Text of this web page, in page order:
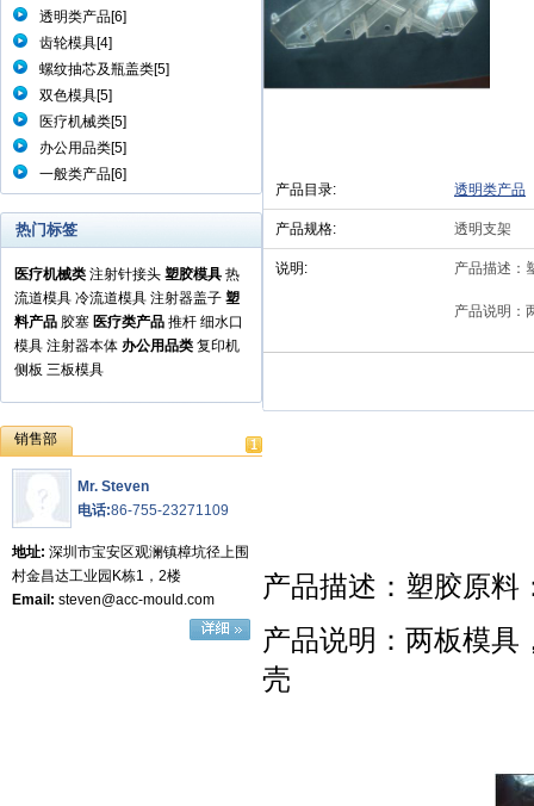
透明类产品[6]
齿轮模具[4]
螺纹抽芯及瓶盖类[5]
双色模具[5]
医疗机械类[5]
办公用品类[5]
一般类产品[6]
热门标签
医疗机械类 注射针接头 塑胶模具 热
流道模具 冷流道模具 注射器盖子 塑
料产品 胶塞 医疗类产品 推杆 细水口
模具 注射器本体 办公用品类 复印机
侧板 三板模具
销售部
Mr. Steven
电话:86-755-23271109
地址: 深圳市宝安区观澜镇樟坑径上围
村金昌达工业园K栋1，2楼
Email: steven@acc-mould.com
产品目录: 透明类
产品规格: 透明支
说明: 产品描
产品说
产品描述：塑胶原料
产品说明：两板模具